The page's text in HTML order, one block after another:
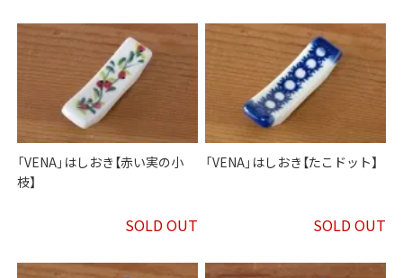
「VENA」はしおき【赤い実の小
枝】
SOLD OUT
「VENA」はしおき【たこドット】
SOLD OUT